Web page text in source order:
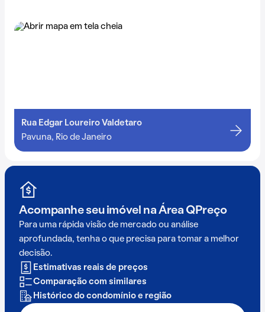
Rua Edgar Loureiro Valdetaro
Pavuna, Rio de Janeiro
Acompanhe seu imóvel na Área QPreço
Para uma rápida visão de mercado ou análise
aprofundada, tenha o que precisa para tomar a melhor
decisão.
Estimativas reais de preços
Comparação com similares
Histórico do condomínio e região